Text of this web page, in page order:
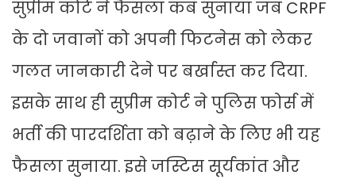
सुप्रीम कोर्ट ने फैसला कब सुनाया जब CRPF
के दो जवानों को अपनी फिटनेस को लेकर
गलत जानकारी देने पर बर्खास्त कर दिया.
इसके साथ ही सुप्रीम कोर्ट ने पुलिस फोर्स में
भर्ती की पारदर्शिता को बढ़ाने के लिए भी यह
फैसला सुनाया. इसे जस्टिस सूर्यकांत और